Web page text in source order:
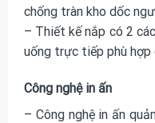
chống tràn kho dốc
– Thiết kế nắp có 2
uống trực tiếp phù hợp
Công nghệ in ấn
– Công nghệ in ấn